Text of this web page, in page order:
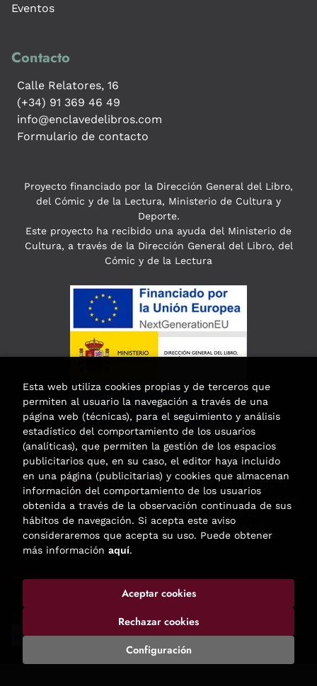
Eventos
Contacto
Calle Relatores, 16
(+34) 91 369 46 49
info@enclavedelibros.com
Formulario de contacto
Proyecto financiado por la Dirección General del Libro,
del Cómic y de la Lectura, Ministerio de Cultura y
Deporte.
Este proyecto ha recibido una ayuda del Ministerio de
Cultura, a través de la Dirección General del Libro, del
Cómic y de la Lectura
Esta actividad ha recibido una ayuda
para la modernización de las librerías de
la Comunidad de Madrid
correspondiente al año 2025.
. Todos los Derechos Reservados |
Esta web utiliza cookies propias y de terceros que
permiten al usuario la navegación a través de una
página web (técnicas), para el seguimiento y análisis
estadístico del comportamiento de los usuarios
(analíticas), que permiten la gestión de los espacios
publicitarios que, en su caso, el editor haya incluido
en una página (publicitarias) y cookies que almacenan
información del comportamiento de los usuarios
obtenida a través de la observación continuada de sus
hábitos de navegación. Si acepta este aviso
consideraremos que acepta su uso. Puede obtener
más información aquí.
Configuración
Rechazar cookies
Aceptar cookies